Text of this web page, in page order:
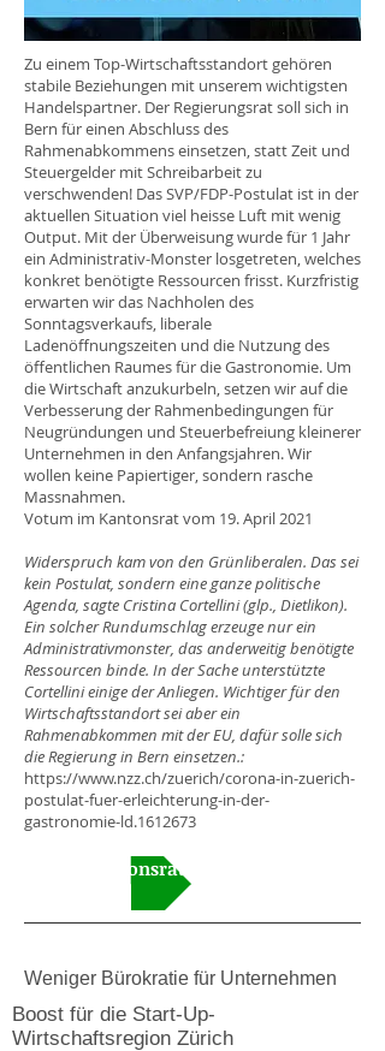
Zu einem Top-Wirtschaftsstandort gehören
stabile Beziehungen mit unserem wichtigsten
Handelspartner. Der Regierungsrat soll sich in
Bern für einen Abschluss des
Rahmenabkommens einsetzen, statt Zeit und
Steuergelder mit Schreibarbeit zu
verschwenden! Das SVP/FDP-Postulat ist in der
aktuellen Situation viel heisse Luft mit wenig
Output. Mit der Überweisung wurde für 1 Jahr
ein Administrativ-Monster losgetreten, welches
konkret benötigte Ressourcen frisst. Kurzfristig
erwarten wir das Nachholen des
Sonntagsverkaufs, liberale
Ladenöffnungszeiten und die Nutzung des
öffentlichen Raumes für die Gastronomie. Um
die Wirtschaft anzukurbeln, setzen wir auf die
Verbesserung der Rahmenbedingungen für
Neugründungen und Steuerbefreiung kleinerer
Unternehmen in den Anfangsjahren. Wir
wollen keine Papiertiger, sondern rasche
Massnahmen.
Votum im Kantonsrat vom 19. April 2021
Widerspruch kam von den Grünliberalen. Das sei
kein Postulat, sondern eine ganze politische
Agenda, sagte Cristina Cortellini (glp., Dietlikon).
Ein solcher Rundumschlag erzeuge nur ein
Administrativmonster, das anderweitig benötigte
Ressourcen binde. In der Sache unterstützte
Cortellini einige der Anliegen. Wichtiger für den
Wirtschaftsstandort sei aber ein
Rahmenabkommen mit der EU, dafür solle sich
die Regierung in Bern einsetzen.:
https://www.nzz.ch/zuerich/corona-in-zuerich-
postulat-fuer-erleichterung-in-der-
gastronomie-ld.1612673
Video Kantonsrat
Weniger Bürokratie für Unternehmen
Boost für die Start-Up-
Wirtschaftsregion Zürich